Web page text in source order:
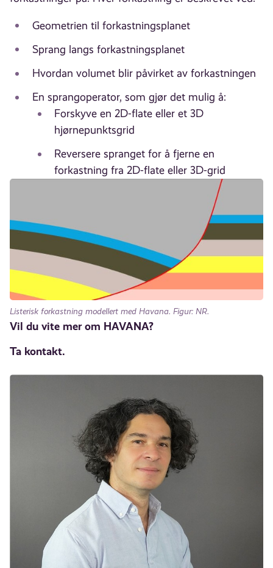
Geometrien til forkastningsplanet
Sprang langs forkastningsplanet
Hvordan volumet blir påvirket av forkastningen
En sprangoperator, som gjør det mulig å:
Forskyve en 2D-flate eller et 3D
hjørnepunktsgrid
Reversere spranget for å fjerne en
forkastning fra 2D-flate eller 3D-grid
Listerisk forkastning modellert med Havana. Figur: NR.
Vil du vite mer om HAVANA?
Ta kontakt.